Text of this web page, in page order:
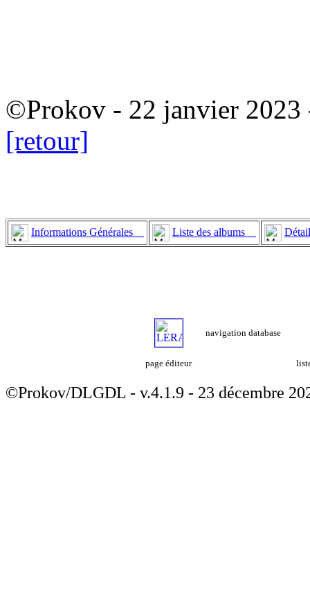
©Prokov - 22 janvier 2023
[retour]
Informations Générales Liste des albums
navigation database
page éditeur
©Prokov/DLGDL - v.4.1.9 - 23 décembre